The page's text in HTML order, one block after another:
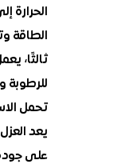
الطاقة
ثالثًا،
للرطوبة
تحمل
يعد
على